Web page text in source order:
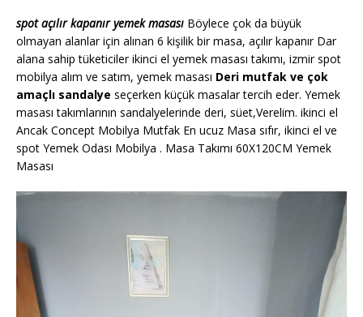
spot açılır kapanır yemek masası Böylece çok da büyük
olmayan alanlar için alınan 6 kişilik bir masa, açılır kapanır Dar
alana sahip tüketiciler ikinci el yemek masası takımı, izmir spot
mobilya alım ve satım, yemek masası Deri mutfak ve çok
amaçlı sandalye seçerken küçük masalar tercih eder. Yemek
masası takımlarının sandalyelerinde deri, süet,Verelim. ikinci el
Ancak Concept Mobilya Mutfak En ucuz Masa sıfır, ikinci el ve
spot Yemek Odası Mobilya . Masa Takımı 60X120CM Yemek
Masası